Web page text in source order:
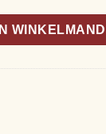
IN WINKELMAND